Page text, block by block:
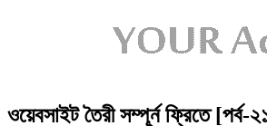
ওয়েবসাইট তৈরী সম্পূর্ন ফ্রিতে